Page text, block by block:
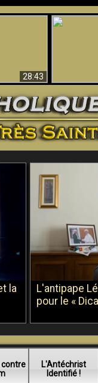
28:43
la
L'antipape
pour le «
contre
L'Antéchrist
Identifié !